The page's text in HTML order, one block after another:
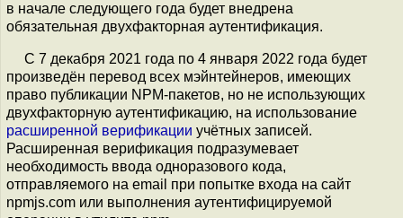
в начале следующего года будет внедрена
обязательная двухфакторная аутентификация.
С 7 декабря 2021 года по 4 января 2022 года будет
произведён перевод всех мэйнтейнеров, имеющих
право публикации NPM-пакетов, но не использующих
двухфакторную аутентификацию, на использование
расширенной верификации учётных записей.
Расширенная верификация подразумевает
необходимость ввода одноразового кода,
отправляемого на email при попытке входа на сайт
npmjs.com или выполнения аутентифицируемой